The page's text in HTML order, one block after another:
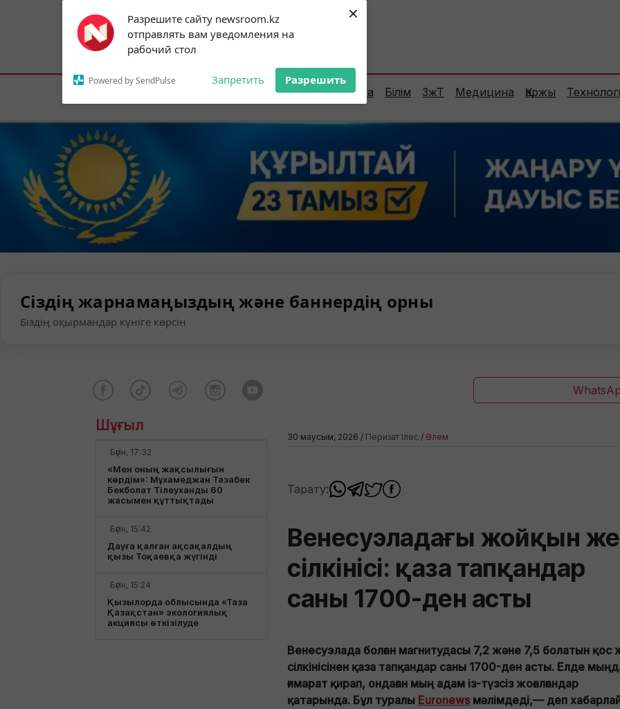
Разрешите сайту newsroom.kz
отправлять вам уведомления на
рабочий стол
Powered by SendPulse Запретить Разрешить
×
Subscribe to our
notifications!
To enable permission prompts, click on
the notification icon
Астана:17°C Алматы:24°C Шымкент:
Елорда Сараптама Білім ЗжТ Медицина Қаржы
Сіздің жарнамаңыздың және баннердің орны
Біздің оқырмандар күніге көрсін
Шұғыл
Бүгін, 17:32
«Мен оның жақсылығын
көрдім»: Мұхамеджан Тазабек
Бекболат Тілеуханды 60
жасымен құттықтады
Бүгін, 15:42
Дауға қалған ақсақалдың
қызы Тоқаевқа жүгінді
Бүгін, 15:24
Қызылорда облысында «Таза
Қазақстан» экологиялық
акциясы өткізілуде
30 маусым, 2026 / Перизат Ілес / Әлем
Тарату:
Венесуэладағы жойқын
сілкінісі: қаза тапқандар
саны 1700-ден асты
Венесуэлада болған магнитудасы 7,2 және 7,5 болатын қос
сілкінісінен қаза тапқандар саны 1700-ден асты. Елде
ғимарат қирап, ондаған мың адам із-түзсіз жоғалғандар
қатарында. Бұл туралы Euronewsмәлімдеді,— деп